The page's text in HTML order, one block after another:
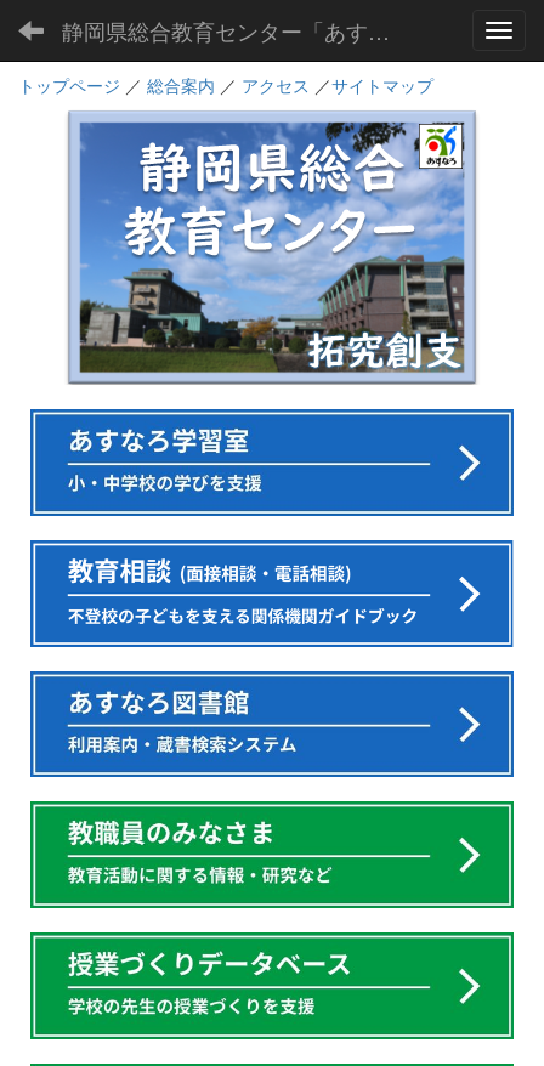
静岡県総合教育センター「あすなろ」
トップページ ／ 総合案内 ／ アクセス ／サイトマップ